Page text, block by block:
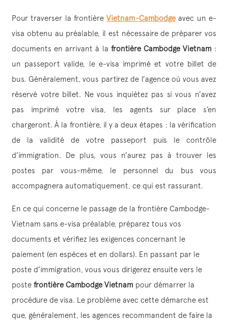
Pour traverser la frontièreVietnam-Cambodgeavec un e-
visa obtenu au préalable, il est nécessaire de préparer vos
documents en arrivant à la frontière Cambodge Vietnam :
un passeport valide, le e-visa imprimé et votre billet de
bus. Généralement, vous partirez de l’agence où vous avez
réservé votre billet. Ne vous inquiétez pas si vous n’avez
pas imprimé votre visa, les agents sur place s’en
chargeront. À la frontière, il y a deux étapes : la vérification
de la validité de votre passeport puis le contrôle
d’immigration. De plus, vous n’aurez pas à trouver les
postes par vous-même, le personnel du bus vous
accompagnera automatiquement, ce qui est rassurant.
En ce qui concerne le passage de la frontière Cambodge-
Vietnam sans e-visa préalable, préparez tous vos
documents et vérifiez les exigences concernant le
paiement (en espèces et en dollars). En passant par le
poste d’immigration, vous vous dirigerez ensuite vers le
poste frontière Cambodge Vietnam pour démarrer la
procédure de visa. Le problème avec cette démarche est
que, généralement, les agences recommandent de faire la